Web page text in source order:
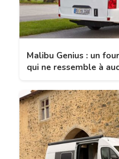
Malibu Genius : un
qui ne ressemble à